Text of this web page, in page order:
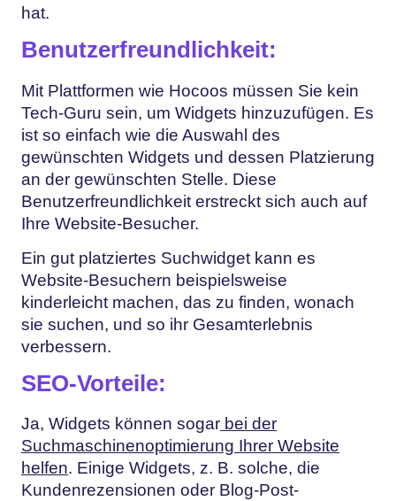
hat.
Benutzerfreundlichkeit:
Mit Plattformen wie Hocoos müssen Sie kein
Tech-Guru sein, um Widgets hinzuzufügen. Es
ist so einfach wie die Auswahl des
gewünschten Widgets und dessen Platzierung
an der gewünschten Stelle. Diese
Benutzerfreundlichkeit erstreckt sich auch auf
Ihre Website-Besucher.
Ein gut platziertes Suchwidget kann es
Website-Besuchern beispielsweise
kinderleicht machen, das zu finden, wonach
sie suchen, und so ihr Gesamterlebnis
verbessern.
SEO-Vorteile:
Ja, Widgets können sogar bei der
Suchmaschinenoptimierung Ihrer Website
helfen. Einige Widgets, z. B. solche, die
Kundenrezensionen oder Blog-Post-